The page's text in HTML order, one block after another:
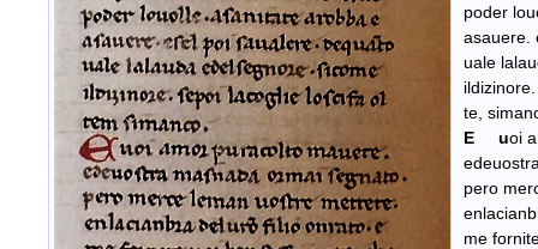
poder
asauere.
uale
te,
E uoi
pero
me